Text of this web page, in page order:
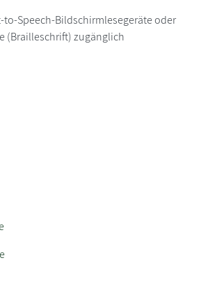
to-Speech-Bildschirmlesegeräte oder
(Brailleschrift) zugänglich